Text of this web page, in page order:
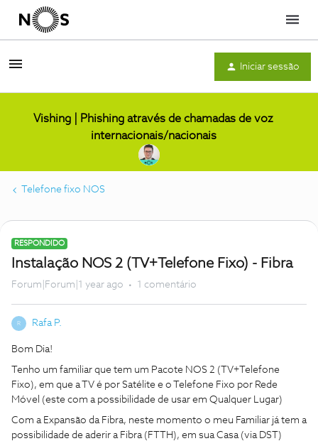
Menu
Iniciar sessão
Vishing | Phishing através de chamadas de voz
internacionais/nacionais
Telefone fixo NOS
RESPONDIDO
Instalação NOS 2 (TV+Telefone Fixo) - Fibra
Forum|Forum|1 year ago 1 comentário
R Rafa P.
Bom Dia!
Tenho um familiar que tem um Pacote NOS 2 (TV+Telefone
Fixo), em que a TV é por Satélite e o Telefone Fixo por Rede
Móvel (este com a possibilidade de usar em Qualquer Lugar)
Com a Expansão da Fibra, neste momento o meu Familiar já tem a
possibilidade de aderir a Fibra (FTTH), em sua Casa (via DST)